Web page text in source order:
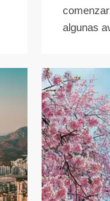
algunas